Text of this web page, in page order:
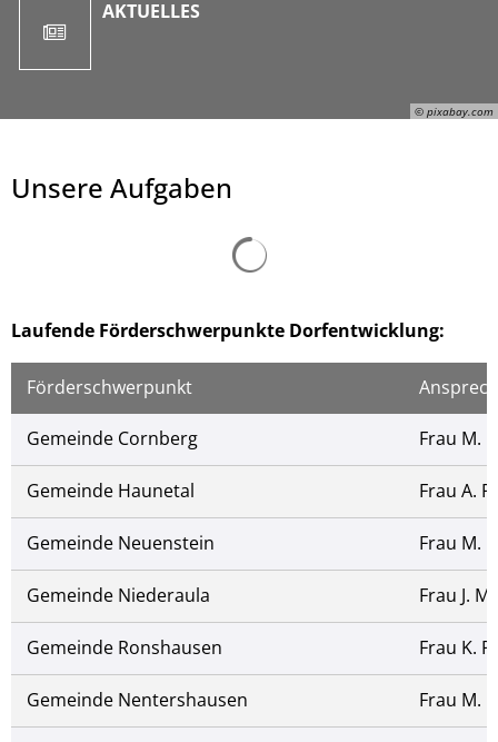
© pixabay.com
© pixabay.com
AKTUELLES
Unsere Aufgaben
Laufende Förderschwerpunkte Dorfentwicklung:
Förderschwerpunkt
Gemeinde Cornberg Frau M.
Gemeinde Haunetal Frau A.
Gemeinde Neuenstein Frau M.
Gemeinde Niederaula Frau J.
Gemeinde Ronshausen Frau K.
Gemeinde Nentershausen Frau M.